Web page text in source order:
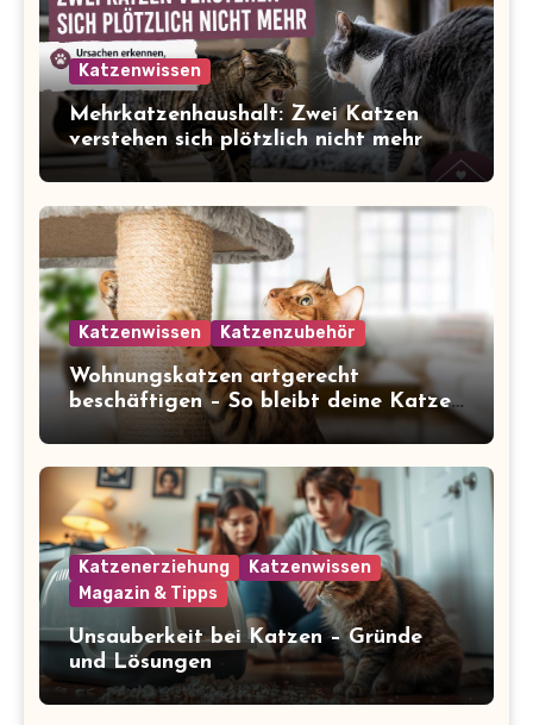
Katzenwissen
Mehrkatzenhaushalt: Zwei Katzen
verstehen sich plötzlich nicht mehr
Katzenwissen Katzenzubehör
Wohnungskatzen artgerecht
beschäftigen – So bleibt deine Katze
glücklich und gesund
Katzenerziehung
Katzenwissen
Magazin & Tipps
Unsauberkeit bei Katzen – Gründe
und Lösungen